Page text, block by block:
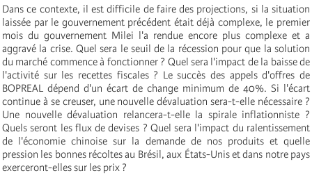
Dans ce contexte, il est difficile de faire des projections, si la situation
laissée par le gouvernement précédent était déjà complexe, le premier
mois du gouvernement Milei l'a rendue encore plus complexe et a
aggravé la crise. Quel sera le seuil de la récession pour que la solution
du marché commence à fonctionner ? Quel sera l'impact de la baisse de
l'activité sur les recettes fiscales ? Le succès des appels d'offres de
BOPREAL dépend d'un écart de change minimum de 40%. Si l'écart
continue à se creuser, une nouvelle dévaluation sera-t-elle nécessaire ?
Une nouvelle dévaluation relancera-t-elle la spirale inflationniste ?
Quels seront les flux de devises ? Quel sera l'impact du ralentissement
de l'économie chinoise sur la demande de nos produits et quelle
pression les bonnes récoltes au Brésil, aux États-Unis et dans notre pays
exerceront-elles sur les prix ?